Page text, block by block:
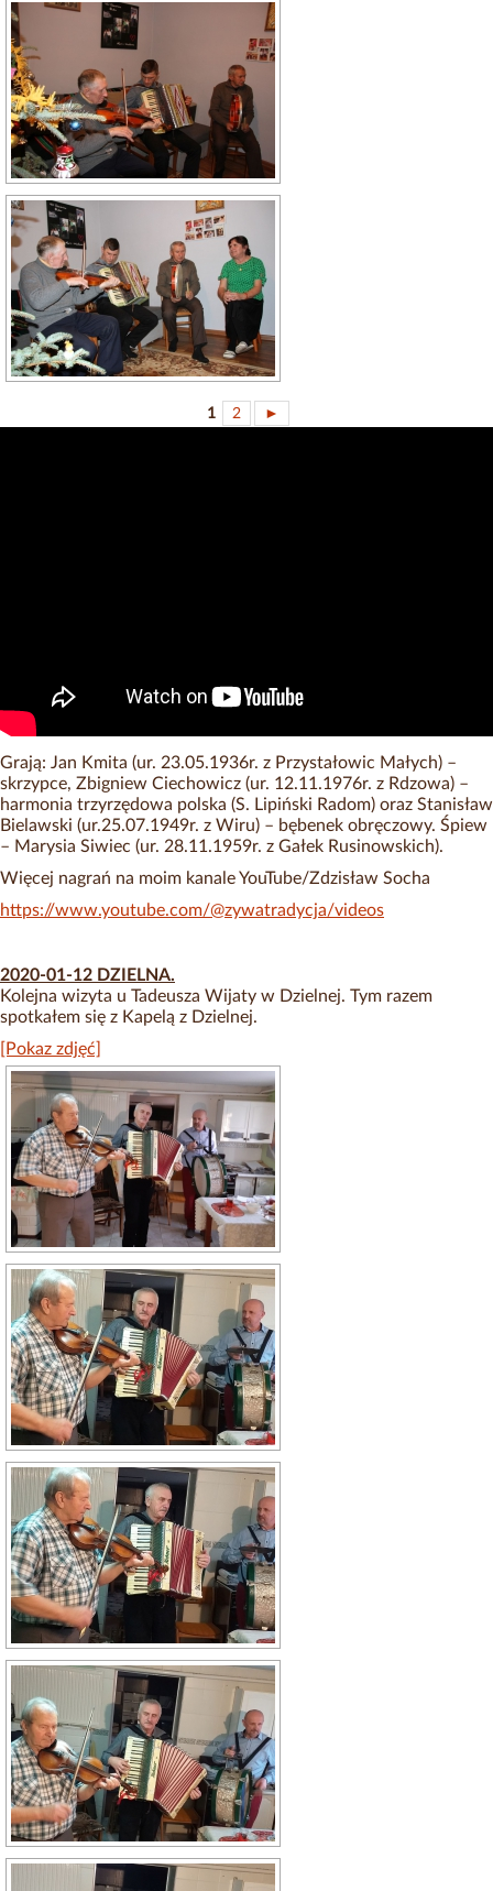
1 2 ►
Grają: Jan Kmita (ur. 23.05.1936r. z Przystałowic Małych) –
skrzypce, Zbigniew Ciechowicz (ur. 12.11.1976r. z Rdzowa) –
harmonia trzyrzędowa polska (S. Lipiński Radom) oraz Stanisław
Bielawski (ur.25.07.1949r. z Wiru) – bębenek obręczowy. Śpiew
– Marysia Siwiec (ur. 28.11.1959r. z Gałek Rusinowskich).
Więcej nagrań na moim kanale YouTube/Zdzisław Socha
https://www.youtube.com/@zywatradycja/videos
2020-01-12 DZIELNA.
Kolejna wizyta u Tadeusza Wijaty w Dzielnej. Tym razem
spotkałem się z Kapelą z Dzielnej.
[Pokaz zdjęć]